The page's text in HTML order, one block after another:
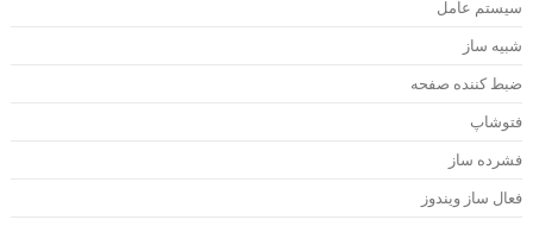
عامل
ساز
کننده صفحه
ساز
ساز ویندوز